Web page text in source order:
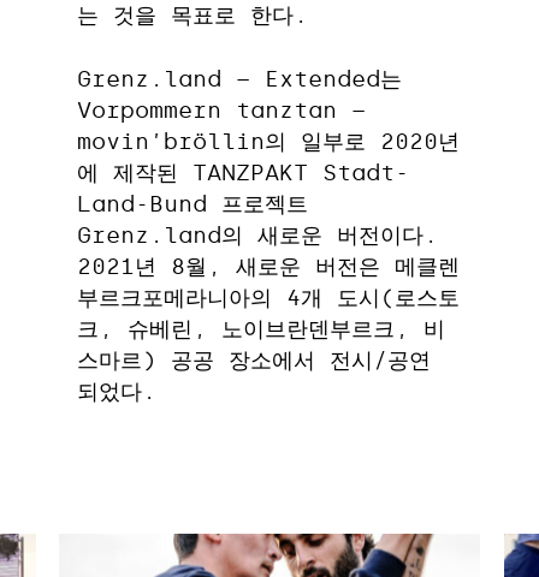
는 것을 목표로 한다.
Grenz.land – Extended는
Vorpommern tanztan –
movin’bröllin의 일부로 2020년
에 제작된 TANZPAKT Stadt-
Land-Bund 프로젝트
Grenz.land의 새로운 버전이다.
2021년 8월, 새로운 버전은 메클렌
부르크포메라니아의 4개 도시(로스토
크, 슈베린, 노이브란덴부르크, 비
스마르) 공공 장소에서 전시/공연
되었다.